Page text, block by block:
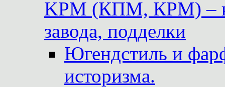
KPM (КПМ, КРМ) –
завода, подделки
Югендстиль и
историзма.